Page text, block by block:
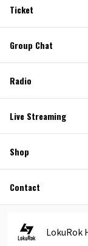
Ticket
Group Chat
Radio
Live Streaming
Shop
Contact
LokuRok